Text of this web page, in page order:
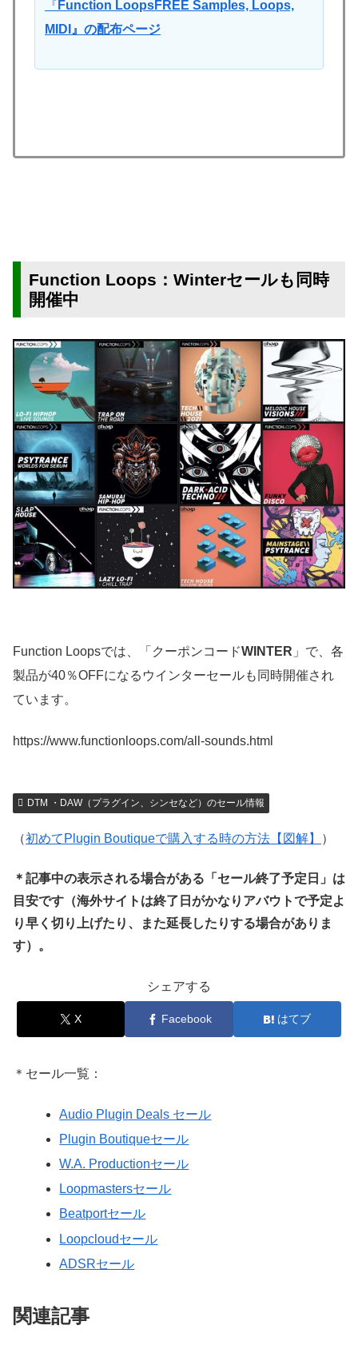
『 Function LoopsFREE Samples, Loops,
MIDI』の配布ページ
Function Loops：Winterセールも同時
開催中
Function Loopsでは、「クーポンコードWINTER 」で、各
製品が40％OFFになるウインターセールも同時開催され
ています。
https://www.functionloops.com/all-sounds.html
DTM ・DAW（プラグイン、シンセなど）のセール情報
（初めてPlugin Boutiqueで購入する時の方法【図解】 ）
＊記事中の表示される場合がある「セール終了予定日」は
目安です（海外サイトは終了日がかなりアバウトで予定よ
り早く切り上げたり、また延長したりする場合がありま
す）。
シェアする
X Facebook はてブ
＊セール一覧：
Audio Plugin Deals セール
Plugin Boutiqueセール
W.A. Productionセール
Loopmastersセール
Beatportセール
Loopcloudセール
ADSRセール
関連記事